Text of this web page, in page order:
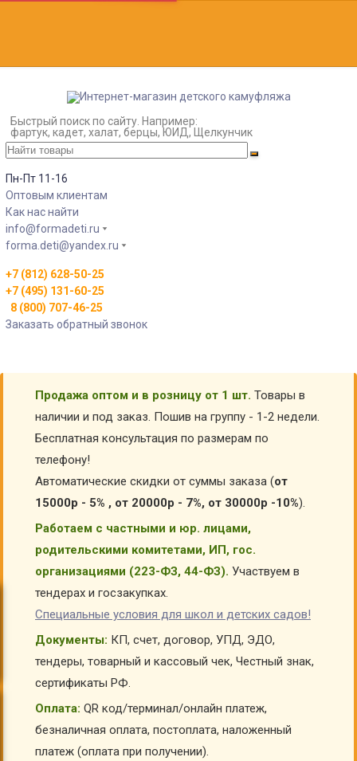
Быстрый поиск по сайту. Например:
фартук, кадет, халат, берцы, ЮИД, Щелкунчик
Пн-Пт 11-16
Оптовым клиентам
Как нас найти
info@formadeti.ru
forma.deti@yandex.ru
+7 (812) 628-50-25
+7 (495) 131-60-25
8 (800) 707-46-25
Заказать обратный звонок
Продажа оптом и в розницу от 1 шт. Товары в
наличии и под заказ. Пошив на группу - 1-2 недели.
Бесплатная консультация по размерам по
телефону!
Автоматические скидки от суммы заказа (от
15000р - 5% , от 20000р - 7%, от 30000р -10%).
Работаем с частными и юр. лицами,
родительскими комитетами, ИП, гос.
организациями (223-ФЗ, 44-ФЗ). Участвуем в
тендерах и госзакупках.
Специальные условия для школ и детских садов!
Документы: КП, счет, договор, УПД, ЭДО,
тендеры, товарный и кассовый чек, Честный знак,
сертификаты РФ.
Оплата: QR код/терминал/онлайн платеж,
безналичная оплата, постоплата, наложенный
платеж (оплата при получении).